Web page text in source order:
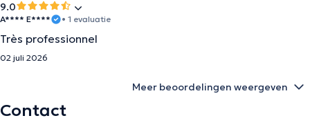
9.0
A**** E**** • 1 evaluatie
Très professionnel
02 juli 2026
Meer beoordelingen weergeven
Contact